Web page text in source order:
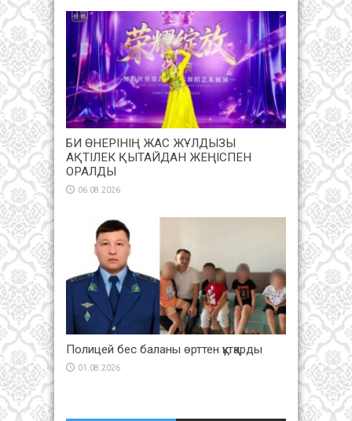
БИ ӨНЕРІНІҢ ЖАС ЖҰЛДЫЗЫ
АҚТІЛЕК ҚЫТАЙДАН ЖЕҢІСПЕН
ОРАЛДЫ
06.08.2026
Полицей бес баланы өрттен құтқарды
01.08.2026